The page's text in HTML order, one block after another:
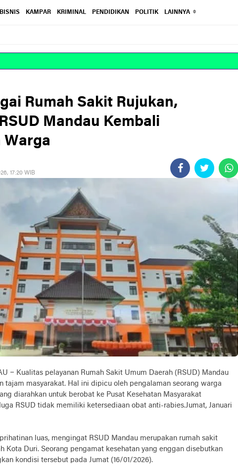
BISNIS KAMPAR KRIMINAL PENDIDIKAN POLITIK LAINNYA
Rumah Sakit Rujukan,
Mandau Kembali
Warga
17:20 WIB
– Kualitas pelayanan Rumah Sakit Umum Daerah (RSUD) Mandau
tajam masyarakat. Hal ini dipicu oleh pengalaman seorang warga
diarahkan untuk berobat ke Pusat Kesehatan Masyarakat
RSUD tidak memiliki ketersediaan obat anti-rabies.Jumat, Januari
luas, mengingat RSUD Mandau merupakan rumah sakit
Kota Duri. Seorang pengamat kesehatan yang enggan disebutkan
kondisi tersebut pada Jumat (16/01/2026).